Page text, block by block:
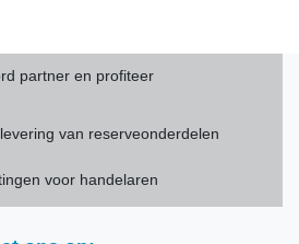
partner en profiteer
van reserveonderdelen
voor handelaren